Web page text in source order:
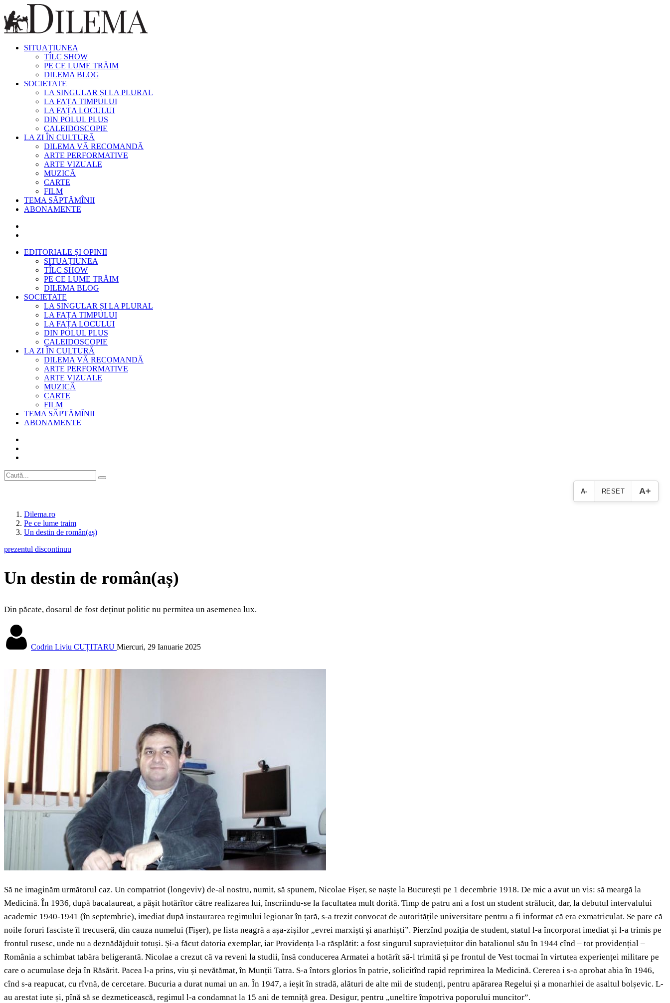
SITUAȚIUNEA
TÎLC SHOW
PE CE LUME TRĂIM
DILEMA BLOG
SOCIETATE
LA SINGULAR ȘI LA PLURAL
LA FAȚA TIMPULUI
LA FAȚA LOCULUI
DIN POLUL PLUS
CALEIDOSCOPIE
LA ZI ÎN CULTURĂ
DILEMA VĂ RECOMANDĂ
ARTE PERFORMATIVE
ARTE VIZUALE
MUZICĂ
CARTE
FILM
TEMA SĂPTĂMÎNII
ABONAMENTE
EDITORIALE ȘI OPINII
SITUAȚIUNEA
TÎLC SHOW
PE CE LUME TRĂIM
DILEMA BLOG
SOCIETATE
LA SINGULAR ȘI LA PLURAL
LA FAȚA TIMPULUI
LA FAȚA LOCULUI
DIN POLUL PLUS
CALEIDOSCOPIE
LA ZI ÎN CULTURĂ
DILEMA VĂ RECOMANDĂ
ARTE PERFORMATIVE
ARTE VIZUALE
MUZICĂ
CARTE
FILM
TEMA SĂPTĂMÎNII
ABONAMENTE
A- RESET A+
Dilema.ro
Pe ce lume traim
Un destin de român(aș)
prezentul discontinuu
Un destin de român(aș)
Din păcate, dosarul de fost deținut politic nu permitea un asemenea lux.
Codrin Liviu CUȚITARU Miercuri, 29 Ianuarie 2025
Să ne imaginăm următorul caz. Un compatriot (longeviv) de-al nostru, numit, să spunem, Nicolae Fișer, se naște la București pe 1 decembrie 1918. De mic a avut un vis: să meargă la
Medicină. În 1936, după bacalaureat, a pășit hotărîtor către realizarea lui, înscriindu-se la facultatea mult dorită. Timp de patru ani a fost un student strălucit, dar, la debutul intervalului
academic 1940-1941 (în septembrie), imediat după instaurarea regimului legionar în țară, s-a trezit convocat de autoritățile universitare pentru a fi informat că era exmatriculat. Se pare că
noile foruri fasciste îl trecuseră, din cauza numelui (Fișer), pe lista neagră a așa-zișilor „evrei marxiști și anarhiști”. Pierzînd poziția de student, statul l-a încorporat imediat și l-a trimis pe
frontul rusesc, unde nu a deznădăjduit totuși. Și-a făcut datoria exemplar, iar Providența l-a răsplătit: a fost singurul supraviețuitor din batalionul său în 1944 cînd – tot providențial –
România a schimbat tabăra beligerantă. Nicolae a crezut că va reveni la studii, însă conducerea Armatei a hotărît să-l trimită și pe frontul de Vest tocmai în virtutea experienței militare pe
care o acumulase deja în Răsărit. Pacea l-a prins, viu și nevătămat, în Munții Tatra. S-a întors glorios în patrie, solicitînd rapid reprimirea la Medicină. Cererea i s-a aprobat abia în 1946,
cînd s-a reapucat, cu rîvnă, de cercetare. Bucuria a durat numai un an. În 1947, a ieșit în stradă, alături de alte mii de studenți, pentru apărarea Regelui și a monarhiei de asaltul bolșevic. L-
au arestat iute și, pînă să se dezmeticească, regimul l-a condamnat la 15 ani de temniță grea. Desigur, pentru „uneltire împotriva poporului muncitor”.